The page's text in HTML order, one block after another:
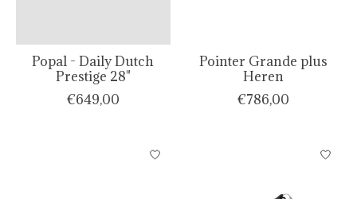
Popal - Daily Dutch
Prestige 28"
€649,00
Pointer Grande plus
Heren
€786,00